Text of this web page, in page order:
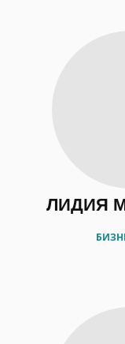
ЛИДИЯ